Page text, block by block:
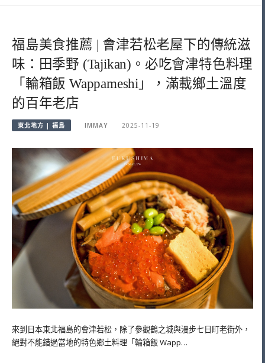
福島美食推薦 | 會津若松老屋下的傳統滋
味：田季野 (Tajikan)。必吃會津特色料理
「輪箱飯 Wappameshi」，滿載鄉土溫度
的百年老店
東北地方 | 福島 IMMAY 2025-11-19
來到日本東北福島的會津若松，除了參觀鶴之城與漫步七日町老街外，
絕對不能錯過當地的特色鄉土料理「輪箱飯 Wapp…